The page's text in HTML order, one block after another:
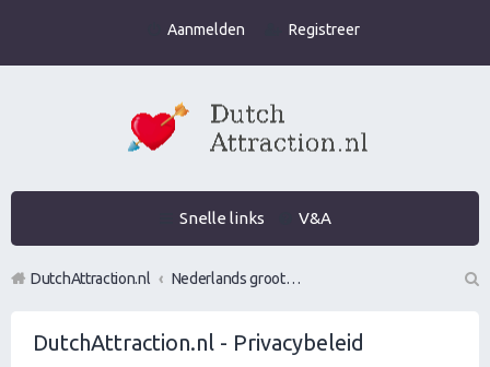
Aanmelden Registreer
Snelle links V&A
DutchAttraction.nl
Nederlands grootste Dutch Attraction, Lifestyle, Vrouwen versieren en Pick-Up (PUA) Forum
DutchAttraction.nl - Privacybeleid